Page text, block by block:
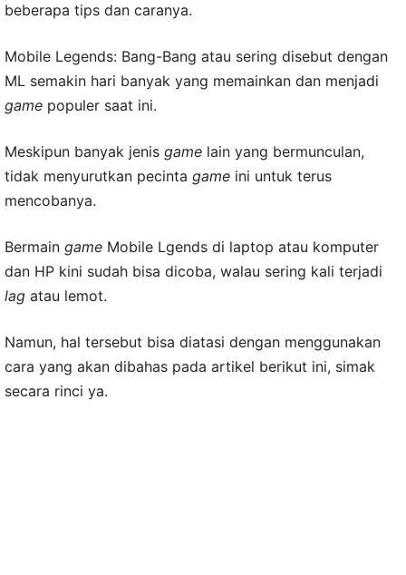
beberapa tips dan caranya.
Mobile Legends: Bang-Bang atau sering disebut dengan
ML semakin hari banyak yang memainkan dan menjadi
game populer saat ini.
Meskipun banyak jenis game lain yang bermunculan,
tidak menyurutkan pecinta game ini untuk terus
mencobanya.
Bermain game Mobile Lgends di laptop atau komputer
dan HP kini sudah bisa dicoba, walau sering kali terjadi
lag atau lemot.
Namun, hal tersebut bisa diatasi dengan menggunakan
cara yang akan dibahas pada artikel berikut ini, simak
secara rinci ya.